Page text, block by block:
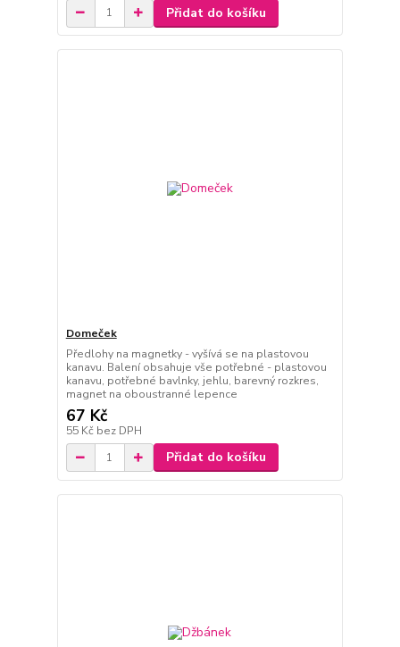
Přidat do košíku
Domeček
Předlohy na magnetky - vyšívá se na plastovou
kanavu. Balení obsahuje vše potřebné - plastovou
kanavu, potřebné bavlnky, jehlu, barevný rozkres,
magnet na oboustranné lepence
67 Kč
55 Kč bez DPH
Přidat do košíku